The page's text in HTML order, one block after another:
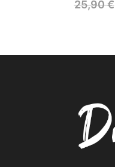
25,90€